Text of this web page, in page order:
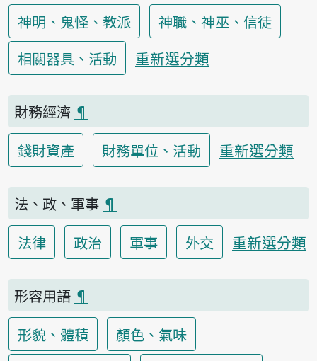
神明、鬼怪、教派
神職、神巫、信徒
相關器具、活動
重新選分類
財務經濟 ¶
錢財資產
財務單位、活動 重新選分類
法、政、軍事 ¶
法律
政治 軍事 外交 重新選分類
形容用語 ¶
形貌、體積
顏色、氣味